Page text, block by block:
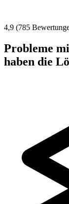
4,9 (785
Probleme
haben die